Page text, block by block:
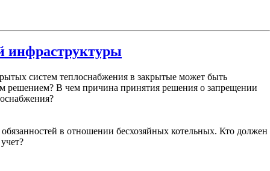
инфраструктуры
систем теплоснабжения в закрытые может быть
решением? В чем причина принятия решения о запрещении
в отношении бесхозяйных котельных. Кто должен